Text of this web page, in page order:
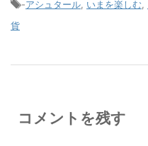
-アシュタール いまを楽しむ
貨
コメントを残す